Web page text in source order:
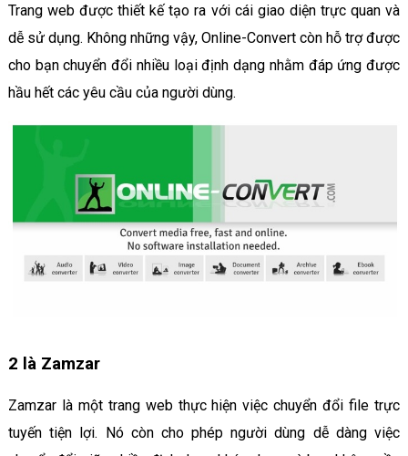
Trang web được thiết kế tạo ra với cái giao diện trực quan và
dễ sử dụng. Không những vậy, Online-Convert còn hỗ trợ được
cho bạn chuyển đổi nhiều loại định dạng nhằm đáp ứng được
hầu hết các yêu cầu của người dùng.
2 là Zamzar
Zamzar là một trang web thực hiện việc chuyển đổi file trực
tuyến tiện lợi. Nó còn cho phép người dùng dễ dàng việc